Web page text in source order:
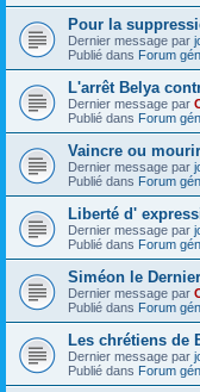
Pour la
Dernier message par
Publié dans Forum
L'arrêt Belya
Dernier message par
Publié dans Forum
Vaincre ou mourir
Dernier message par
Publié dans Forum
Liberté d'
Dernier message par
Publié dans Forum
Siméon le Dernier
Dernier message par
Publié dans Forum
Les chrétiens de
Dernier message par
Publié dans Forum